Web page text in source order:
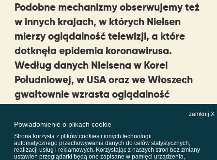
Podobne mechanizmy obserwujemy też
w innych krajach, w których Nielsen
mierzy oglądalność telewizji, a które
dotknęła epidemia koronawirusa.
Według danych Nielsena w Korei
Południowej, w USA oraz we Włoszech
gwałtownie wzrasta oglądalność
domu” w Nowym Jorku oglądalność – w
szerokim tego słowa znaczeniu,
obejmującym telewizję, VOD i
zamknij X
Powiadomienie o plikach cookie
Strona korzysta z plików cookies i innych technologii
automatycznego przechowywania danych do celów statystycznych,
realizacji usług i reklamowych. Korzystając z naszych stron bez zmiany
ustawień przeglądarki będą one zapisane w pamięci urządzenia,